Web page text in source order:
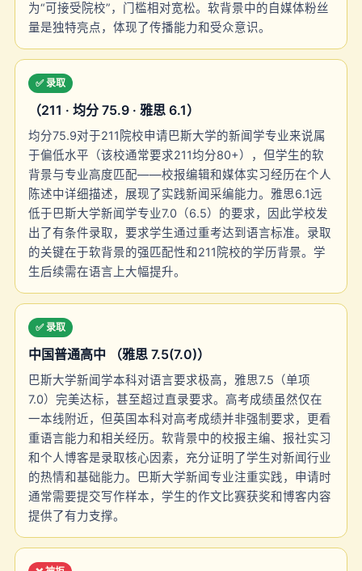
为“可接受院校”，门槛相对宽松。软背景中的自媒体粉丝
量是独特亮点，体现了传播能力和受众意识。
✅ 录取
（211 · 均分 75.9 · 雅思 6.1）
均分75.9对于211院校申请巴斯大学的新闻学专业来说属
于偏低水平（该校通常要求211均分80+），但学生的软
背景与专业高度匹配——校报编辑和媒体实习经历在个人
陈述中详细描述，展现了实践新闻采编能力。雅思6.1远
低于巴斯大学新闻学专业7.0（6.5）的要求，因此学校发
出了有条件录取，要求学生通过重考达到语言标准。录取
的关键在于软背景的强匹配性和211院校的学历背景。学
生后续需在语言上大幅提升。
✅ 录取
中国普通高中 （雅思 7.5(7.0)）
巴斯大学新闻学本科对语言要求极高，雅思7.5（单项
7.0）完美达标，甚至超过直录要求。高考成绩虽然仅在
一本线附近，但英国本科对高考成绩并非强制要求，更看
重语言能力和相关经历。软背景中的校报主编、报社实习
和个人博客是录取核心因素，充分证明了学生对新闻行业
的热情和基础能力。巴斯大学新闻专业注重实践，申请时
通常需要提交写作样本，学生的作文比赛获奖和博客内容
提供了有力支撑。